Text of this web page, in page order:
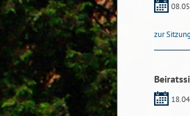
zur Sitzung